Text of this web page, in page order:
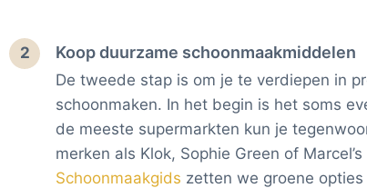
2 Koop duurzame schoonmaakmiddelen
De tweede stap is om je te verdiepen in
schoonmaken. In het begin is het soms
de meeste supermarkten kun je
merken als Klok, Sophie Green of
Schoonmaakgids zetten we groene